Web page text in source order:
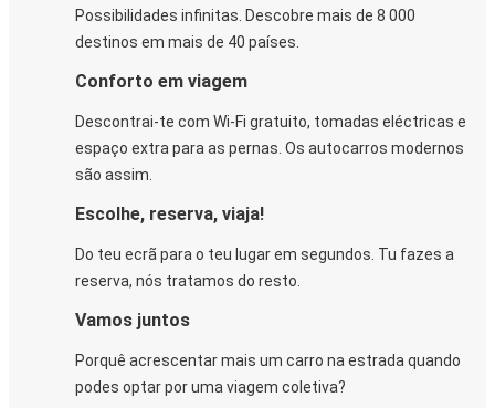
Possibilidades infinitas. Descobre mais de 8 000
destinos em mais de 40 países.
Conforto em viagem
Descontrai-te com Wi-Fi gratuito, tomadas eléctricas e
espaço extra para as pernas. Os autocarros modernos
são assim.
Escolhe, reserva, viaja!
Do teu ecrã para o teu lugar em segundos. Tu fazes a
reserva, nós tratamos do resto.
Vamos juntos
Porquê acrescentar mais um carro na estrada quando
podes optar por uma viagem coletiva?